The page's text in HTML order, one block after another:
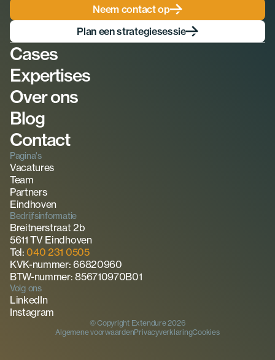
Neem contact op
Plan een strategiesessie
Cases
Expertises
Over ons
Blog
Contact
Pagina's
Vacatures
Team
Partners
Eindhoven
Bedrijfsinformatie
Breitnerstraat 2b
5611 TV Eindhoven
Tel: 040 231 0505
KVK-nummer: 66820960
BTW-nummer: 856710970B01
Volg ons
LinkedIn
Instagram
© Copyright Extendure 2026
Algemene voorwaardenPrivacyverklaringCookies